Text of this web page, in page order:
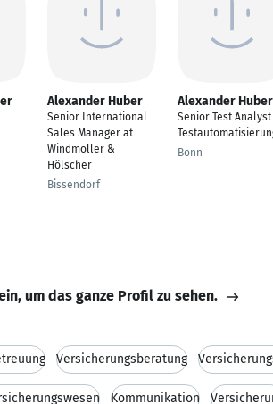
Alexander Huber
Senior International
Sales Manager at
Windmöller &
Hölscher
Bissendorf
Alexander Huber
Senior Test
Bonn
um das ganze Profil zu sehen.
Versicherungsberatung
Kommunikation